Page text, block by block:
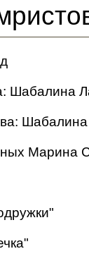
Шабалина
Марина